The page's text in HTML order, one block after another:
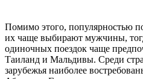
Помимо этого, популярностью
их чаще выбирают мужчины,
одиночных поездок чаще
Таиланд и Мальдивы. Среди
зарубежья наиболее